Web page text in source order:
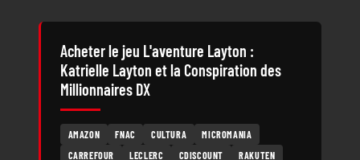
Acheter le jeu L'aventure Layton :
Katrielle Layton et la Conspiration des
Millionnaires DX
AMAZON FNAC CULTURA
MICROMANIA
CARREFOUR
LECLERC CDISCOUNT
RAKUTEN